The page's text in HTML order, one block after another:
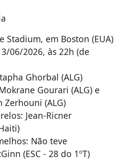
Stadium, em Boston (EUA)
06/2026, às 22h (de
Ghorbal (ALG)
Gourari (ALG) e
Zerhouni (ALG)
Jean-Ricner
Não teve
(ESC - 28 do 1ºT)